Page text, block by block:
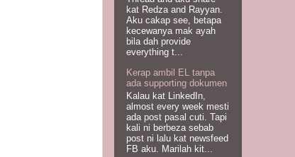
kat Redza and Rayyan.
Aku cakap see, betapa
kecewanya mak ayah
bila dah provide
everything t...
Kerap ambil EL tanpa
ada supporting dokumen
Kalau kat LinkedIn,
almost every week mesti
ada post pasal cuti. Tapi
kali ni berbeza sebab
post ni lalu kat newsfeed
FB aku. Marilah kit...